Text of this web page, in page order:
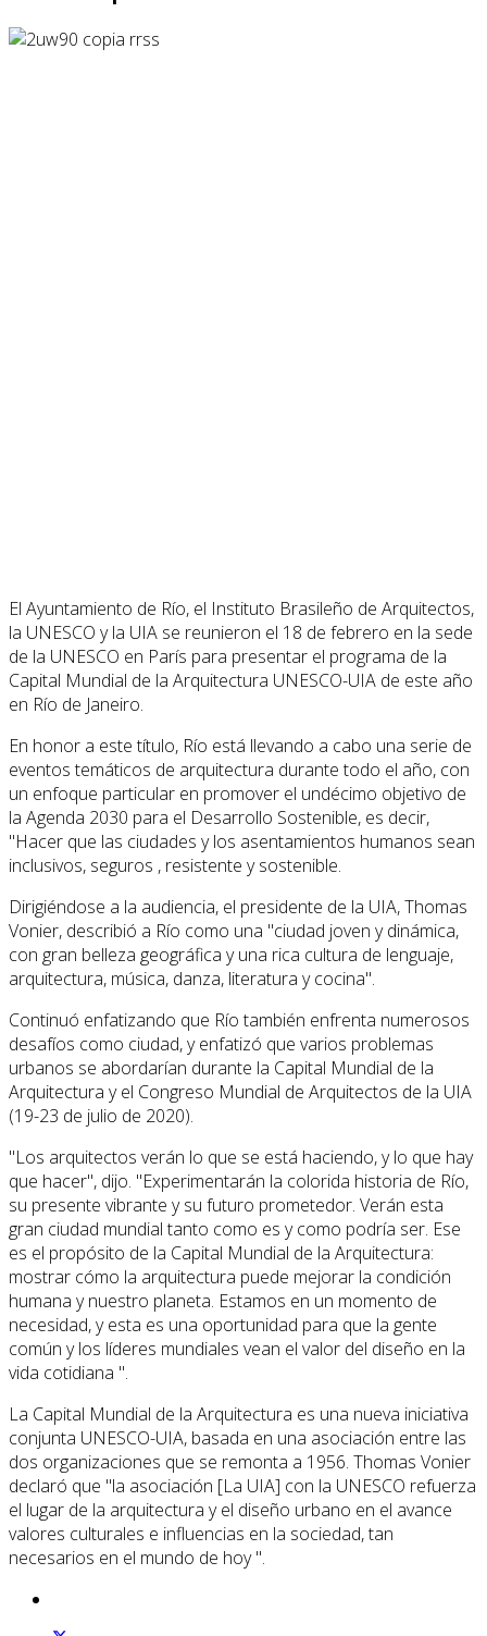
El Ayuntamiento de Río, el Instituto Brasileño de Arquitectos,
la UNESCO y la UIA se reunieron el 18 de febrero en la sede
de la UNESCO en París para presentar el programa de la
Capital Mundial de la Arquitectura UNESCO-UIA de este año
en Río de Janeiro.
En honor a este título, Río está llevando a cabo una serie de
eventos temáticos de arquitectura durante todo el año, con
un enfoque particular en promover el undécimo objetivo de
la Agenda 2030 para el Desarrollo Sostenible, es decir,
"Hacer que las ciudades y los asentamientos humanos sean
inclusivos, seguros , resistente y sostenible.
Dirigiéndose a la audiencia, el presidente de la UIA, Thomas
Vonier, describió a Río como una "ciudad joven y dinámica,
con gran belleza geográfica y una rica cultura de lenguaje,
arquitectura, música, danza, literatura y cocina".
Continuó enfatizando que Río también enfrenta numerosos
desafíos como ciudad, y enfatizó que varios problemas
urbanos se abordarían durante la Capital Mundial de la
Arquitectura y el Congreso Mundial de Arquitectos de la UIA
(19-23 de julio de 2020).
"Los arquitectos verán lo que se está haciendo, y lo que hay
que hacer", dijo. "Experimentarán la colorida historia de Río,
su presente vibrante y su futuro prometedor. Verán esta
gran ciudad mundial tanto como es y como podría ser. Ese
es el propósito de la Capital Mundial de la Arquitectura:
mostrar cómo la arquitectura puede mejorar la condición
humana y nuestro planeta. Estamos en un momento de
necesidad, y esta es una oportunidad para que la gente
común y los líderes mundiales vean el valor del diseño en la
vida cotidiana ".
La Capital Mundial de la Arquitectura es una nueva iniciativa
conjunta UNESCO-UIA, basada en una asociación entre las
dos organizaciones que se remonta a 1956. Thomas Vonier
declaró que "la asociación [La UIA] con la UNESCO refuerza
el lugar de la arquitectura y el diseño urbano en el avance
valores culturales e influencias en la sociedad, tan
necesarios en el mundo de hoy ".